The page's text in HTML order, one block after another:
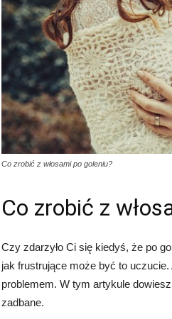
Co zrobić z włosami po goleniu?
Co zrobić z
Czy zdarzyło Ci się kiedyś, że po
jak frustrujące może być to
problemem. W tym artykule
zadbane.